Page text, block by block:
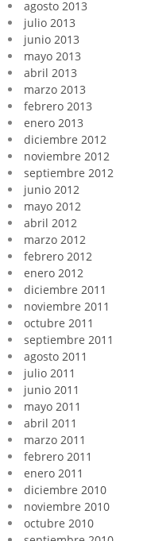
agosto 2013
julio 2013
junio 2013
mayo 2013
abril 2013
marzo 2013
febrero 2013
enero 2013
diciembre 2012
noviembre 2012
septiembre 2012
junio 2012
mayo 2012
abril 2012
marzo 2012
febrero 2012
enero 2012
diciembre 2011
noviembre 2011
octubre 2011
septiembre 2011
agosto 2011
julio 2011
junio 2011
mayo 2011
abril 2011
marzo 2011
febrero 2011
enero 2011
diciembre 2010
noviembre 2010
octubre 2010